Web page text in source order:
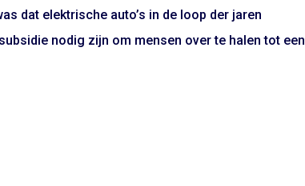
dat elektrische auto’s in de loop der jaren
nodig zijn om mensen over te halen tot een